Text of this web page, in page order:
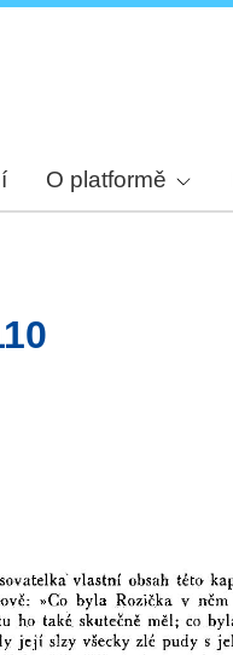
O platformě